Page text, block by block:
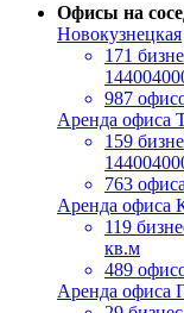
Офисы на
Новокузнецкая
171
987
Аренда офиса
159
763 офиса
Аренда офиса
119
кв.м
489
Аренда офиса